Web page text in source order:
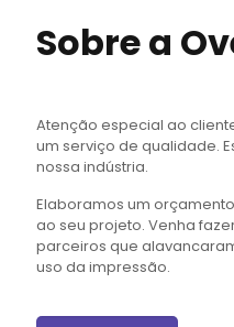
Sobre a
Atenção especial ao
um serviço de qualidade.
nossa indústria.
Elaboramos um
ao seu projeto. Venha
parceiros que
uso da impressão.